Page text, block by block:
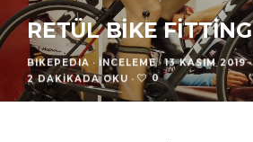
RETÜL BIKE FITTING
BIKEPEDIA · İNCELEME · 13 KASIM 2019 ·
2 DAKIKADA OKU · 0